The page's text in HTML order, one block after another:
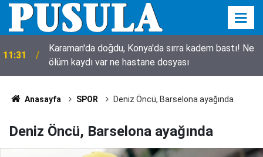
11:31
Karaman'da doğdu, Konya'da sırra kadem bastı! Ne
ölüm kaydı var ne hastane dosyası
Anasayfa SPOR Deniz Öncü, Barselona ayağında
Deniz Öncü, Barselona ayağında